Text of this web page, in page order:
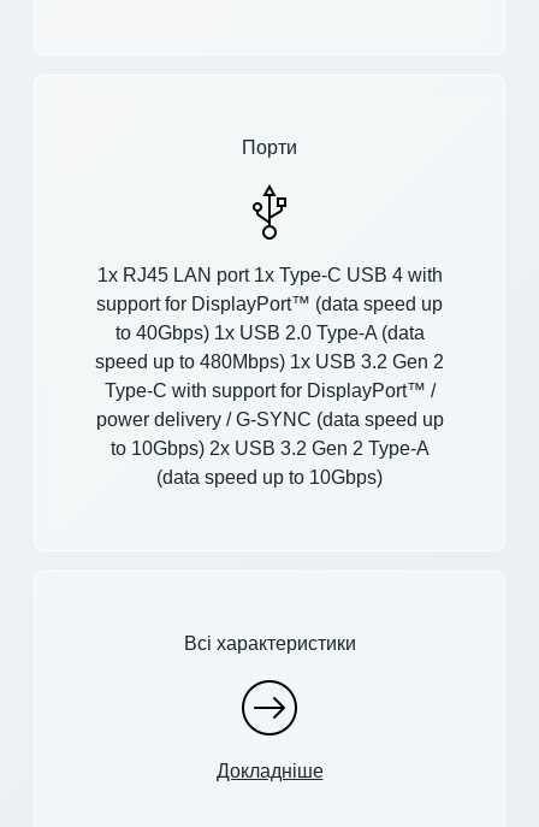
Порти
1x RJ45 LAN port 1x Type-C USB 4 with
support for DisplayPort™ (data speed up
to 40Gbps) 1x USB 2.0 Type-A (data
speed up to 480Mbps) 1x USB 3.2 Gen 2
Type-C with support for DisplayPort™ /
power delivery / G-SYNC (data speed up
to 10Gbps) 2x USB 3.2 Gen 2 Type-A
(data speed up to 10Gbps)
Всі характеристики
Докладніше